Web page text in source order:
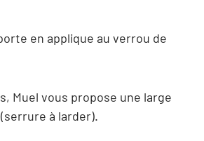
en applique au verrou de
Muel vous propose une large
à larder).